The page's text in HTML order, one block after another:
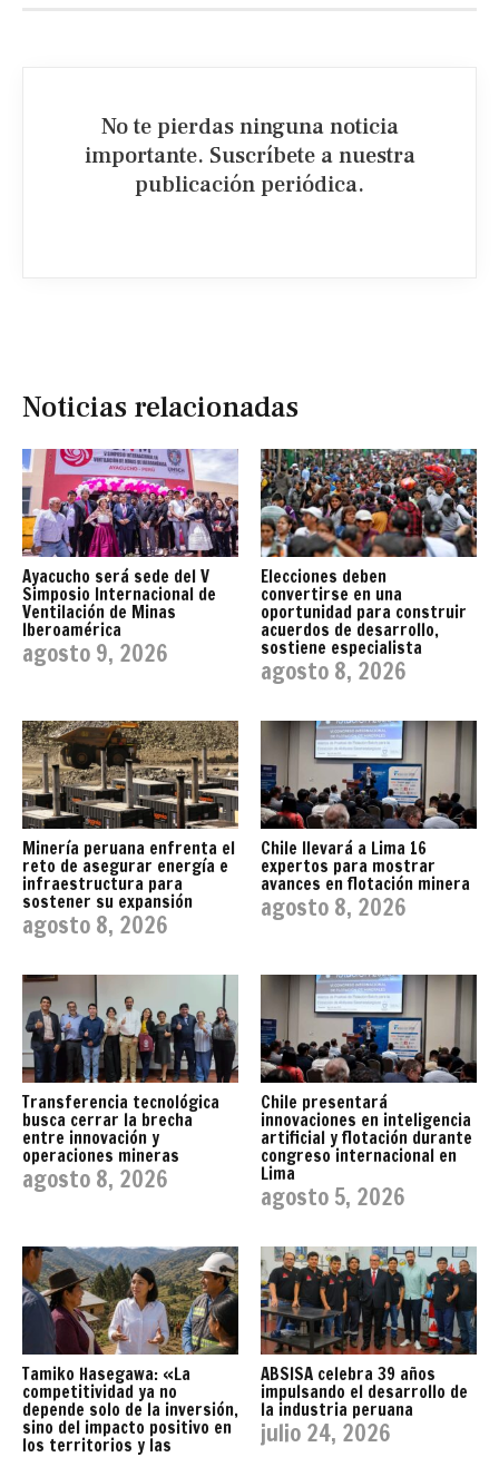
No te pierdas ninguna noticia
importante. Suscríbete a nuestra
publicación periódica.​
Noticias relacionadas
Ayacucho será sede del V
Simposio Internacional de
Ventilación de Minas
Iberoamérica
agosto 9, 2026
Elecciones deben
convertirse en una
oportunidad para construir
acuerdos de desarrollo,
sostiene especialista
agosto 8, 2026
Minería peruana enfrenta el
reto de asegurar energía e
infraestructura para
sostener su expansión
agosto 8, 2026
Chile llevará a Lima 16
expertos para mostrar
avances en flotación minera
agosto 8, 2026
Transferencia tecnológica
busca cerrar la brecha
entre innovación y
operaciones mineras
agosto 8, 2026
Chile presentará
innovaciones en inteligencia
artificial y flotación durante
congreso internacional en
Lima
agosto 5, 2026
Tamiko Hasegawa: «La
competitividad ya no
depende solo de la inversión,
sino del impacto positivo en
los territorios y las
ABSISA celebra 39 años
impulsando el desarrollo de
la industria peruana
julio 24, 2026